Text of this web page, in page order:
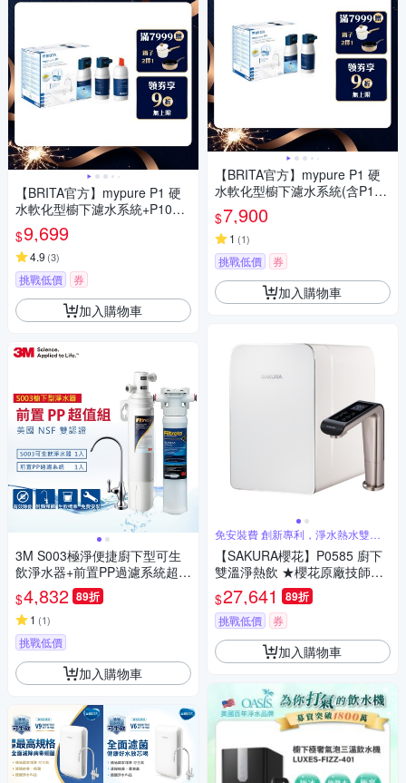
【BRITA官方】mypure P1 硬
水軟化型櫥下濾水系統+P1000
濾芯(共2芯)
$9,699
4.9 (3)
挑戰低價 券
加入購物車
3M S003極淨便捷廚下型可生
飲淨水器+前置PP過濾系統超值
組(S003+PP+鵝頸頭+基本安
裝)
$4,832 89折
1 (1)
挑戰低價
加入購物車
【BRITA官方】mypure P1 硬
水軟化型櫥下濾水系統(含P100
0濾芯x1) 主動預約免費安裝
$7,900
1 (1)
挑戰低價 券
加入購物車
免安裝費 創新專利，淨水熱水雙機
合一
【SAKURA櫻花】P0585 廚下
雙溫淨熱飲 ★櫻花原廠技師基
本安裝★
$27,641 89折
挑戰低價 券
加入購物車